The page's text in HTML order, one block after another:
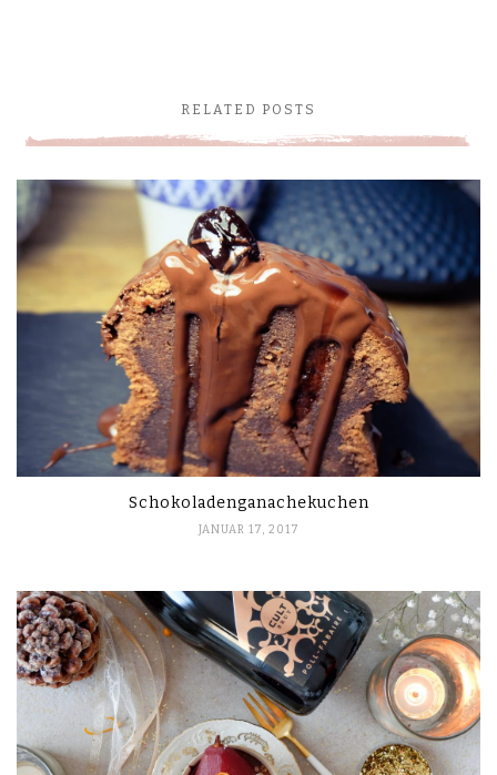
RELATED POSTS
Schokoladenganachekuchen
JANUAR 17, 2017